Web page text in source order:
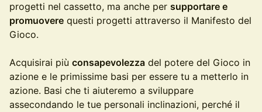
progetti nel cassetto, ma anche per supportare e
promuovere questi progetti attraverso il Manifesto del
Gioco.
Acquisirai più consapevolezza del potere del Gioco in
azione e le primissime basi per essere tu a metterlo in
azione. Basi che ti aiuteremo a sviluppare
assecondando le tue personali inclinazioni, perché il